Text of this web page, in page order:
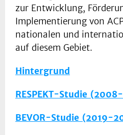
zur Entwicklung,
Implementierung von
nationalen und
auf diesem Gebiet.
Hintergrund
RESPEKT-Studie
BEVOR-Studie (2019-